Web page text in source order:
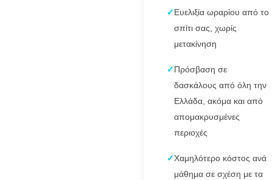
✓ Ευελιξία ωραρίου από το
σπίτι σας, χωρίς
μετακίνηση
✓ Πρόσβαση σε
δασκάλους από όλη την
Ελλάδα, ακόμα και από
απομακρυσμένες
περιοχές
✓Χαμηλότερο κόστος ανά
μάθημα σε σχέση με τα